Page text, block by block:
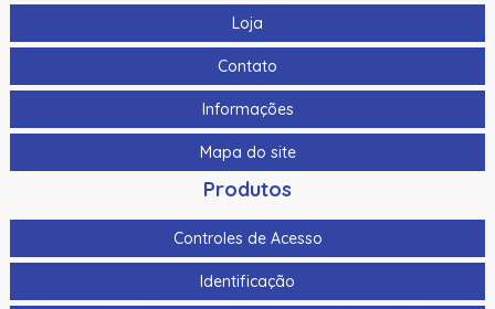
Loja
Contato
Informações
Mapa do site
Produtos
Controles de Acesso
Identificação